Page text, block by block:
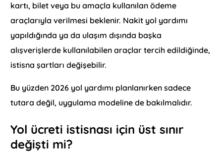
kartı, bilet veya bu amaçla kullanılan ödeme
araçlarıyla verilmesi beklenir. Nakit yol yardımı
yapıldığında ya da ulaşım dışında başka
alışverişlerde kullanılabilen araçlar tercih edildiğinde,
istisna şartları değişebilir.
Bu yüzden 2026 yol yardımı planlanırken sadece
tutara değil, uygulama modeline de bakılmalıdır.
Yol ücreti istisnası için üst sınır
değişti mi?